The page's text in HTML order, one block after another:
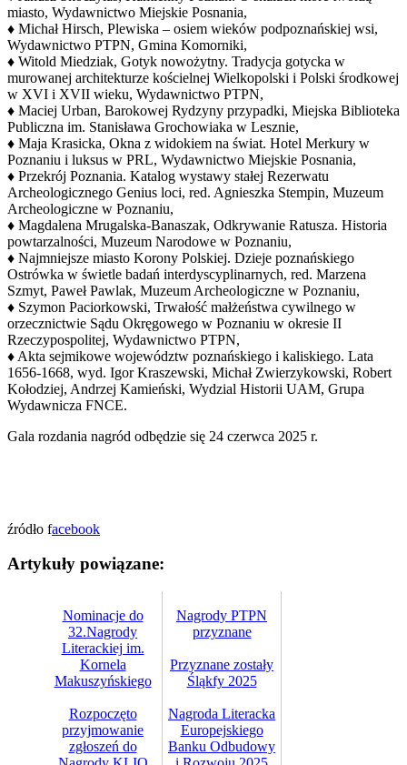
miasto, Wydawnictwo Miejskie Posnania,
♦ Michał Hirsch, Plewiska – osiem wieków podpoznańskiej wsi,
Wydawnictwo PTPN, Gmina Komorniki,
♦ Witold Miedziak, Gotyk nowożytny. Tradycja gotycka w
murowanej architekturze kościelnej Wielkopolski i Polski środkowej
w XVI i XVII wieku, Wydawnictwo PTPN,
♦ Maciej Urban, Barokowej Rydzyny przypadki, Miejska Biblioteka
Publiczna im. Stanisława Grochowiaka w Lesznie,
♦ Maja Krasicka, Okna z widokiem na świat. Hotel Merkury w
Poznaniu i luksus w PRL, Wydawnictwo Miejskie Posnania,
♦ Przekrój Poznania. Katalog wystawy stałej Rezerwatu
Archeologicznego Genius loci, red. Agnieszka Stempin, Muzeum
Archeologiczne w Poznaniu,
♦ Magdalena Mrugalska-Banaszak, Odkrywanie Ratusza. Historia
powtarzalności, Muzeum Narodowe w Poznaniu,
♦ Najmniejsze miasto Korony Polskiej. Dzieje poznańskiego
Ostrówka w świetle badań interdyscyplinarnych, red. Marzena
Szmyt, Paweł Pawlak, Muzeum Archeologiczne w Poznaniu,
♦ Szymon Paciorkowski, Trwałość małżeństwa cywilnego w
orzecznictwie Sądu Okręgowego w Poznaniu w okresie II
Rzeczypospolitej, Wydawnictwo PTPN,
♦ Akta sejmikowe województw poznańskiego i kaliskiego. Lata
1656-1668, wyd. Igor Kraszewski, Michał Zwierzykowski, Robert
Kołodziej, Andrzej Kamieński, Wydzial Historii UAM, Grupa
Wydawnicza FNCE.
Gala rozdania nagród odbędzie się 24 czerwca 2025 r.
źródło facebook
Artykuły powiązane:
Nominacje do
32.Nagrody
Literackiej im.
Kornela
Makuszyńskiego
Nagrody PTPN
przyznane
Przyznane zostały
Śląkfy 2025
Rozpoczęto
przyjmowanie
zgłoszeń do
Nagroda Literacka
Europejskiego
Banku Odbudowy